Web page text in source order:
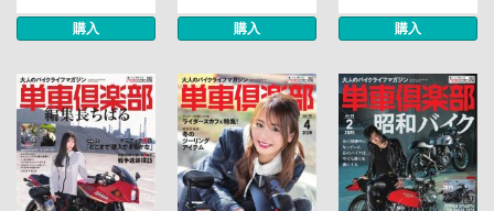
購入 購入 購入